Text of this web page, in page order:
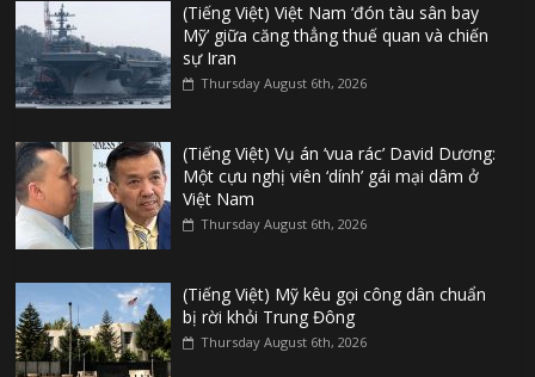
(Tiếng Việt) Việt Nam ‘đón tàu sân bay
Mỹ’ giữa căng thẳng thuế quan và chiến
sự Iran
Thursday August 6th, 2026
(Tiếng Việt) Vụ án ‘vua rác’ David Dương:
Một cựu nghị viên ‘dính’ gái mại dâm ở
Việt Nam
Thursday August 6th, 2026
(Tiếng Việt) Mỹ kêu gọi công dân chuẩn
bị rời khỏi Trung Đông
Thursday August 6th, 2026